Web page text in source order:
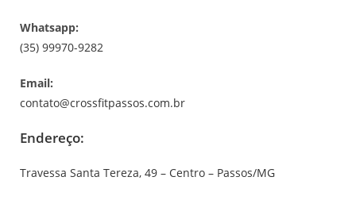
Whatsapp:
(35) 99970-9282
Email:
contato@crossfitpassos.com.br
Endereço:
Travessa Santa Tereza, 49 – Centro – Passos/MG